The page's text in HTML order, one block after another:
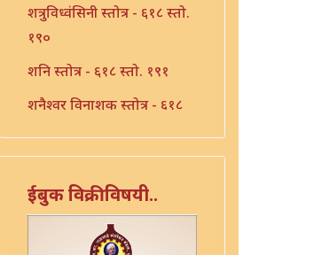
शत्रुविध्वंसिनी स्तोत्र - ६१८ स्तो.
१९०
शनि स्तोत्र - ६१८ स्तो. १९१
शनैश्वर विनाशक स्तोत्र - ६१८
शनैश्वर स्तोत्र - ६१८ स्तो. १९२
शाळग्राम स्तोत्र - ६१८ स्तो. १९५
शितला स्तोत्र - ६१८ स्तो. २२०
ईबुक विक्रीविषयी..